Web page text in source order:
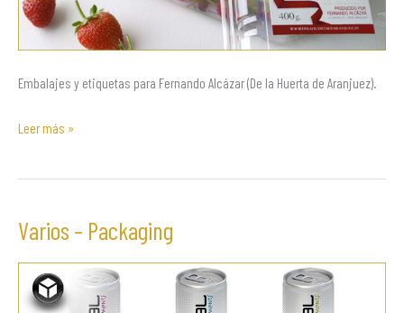
Embalajes y etiquetas para Fernando Alcázar (De la Huerta de Aranjuez).
Leer más »
Varios – Packaging
Varios
Packaging